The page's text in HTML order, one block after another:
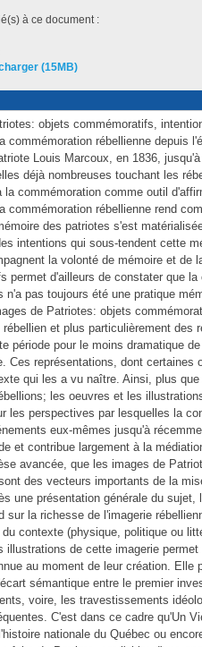
à ce document :
(15MB)
objets commémoratifs,
commémoration rébellienne depuis
Louis Marcoux, en 1836,
déjà nombreuses touchant les
la commémoration comme outil
commémoration rébellienne rend
des patriotes s'est
intentions qui sous-tendent cette
la volonté de mémoire et de
permet d'ailleurs de constater que
n'a pas toujours été une pratique
de Patriotes: objets
rébellien et plus particulièrement des
période pour le moins dramatique
Ces représentations, dont
qui les a vu naître. Ainsi, plus
les oeuvres et les
les perspectives par lesquelles la
eux-mêmes jusqu'à
et contribue largement à la
avancée, que les images de
des vecteurs importants de la
une présentation générale du
sur la richesse de l'imagerie
du contexte (physique, politique ou
illustrations de cette imagerie
au moment de leur création.
sémantique entre le premier
voire, les travestissements
C'est dans ce cadre qu'Un
nationale du Québec ou